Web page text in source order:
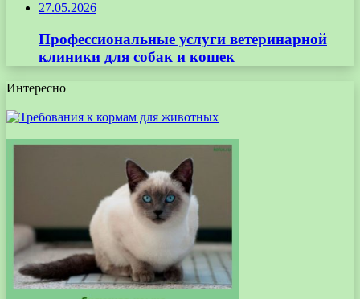
27.05.2026
Профессиональные услуги ветеринарной
клиники для собак и кошек
Интересно